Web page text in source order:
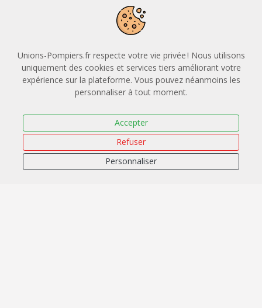
Leaflet| OpenStreetMap CARTO
Union Départementale des Sapeurs-Pompiers du
Morbihan
40 rue Jean Jaurès 56000 Vannes
secourisme@udsp56.fr
Unions-Pompiers.fr respecte votre vie privée ! Nous utilisons
uniquement des cookies et services tiers améliorant votre
expérience sur la plateforme. Vous pouvez néanmoins les
personnaliser à tout moment.
Accepter
Refuser
Personnaliser